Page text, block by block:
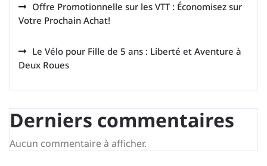
Offre Promotionnelle sur les VTT : Économisez sur
Votre Prochain Achat!
Le Vélo pour Fille de 5 ans : Liberté et Aventure à
Deux Roues
Derniers commentaires
Aucun commentaire à afficher.